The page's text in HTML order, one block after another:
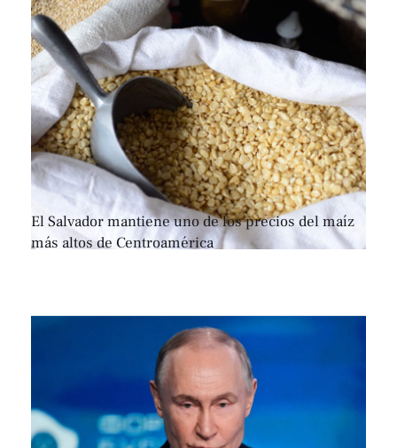
El Salvador mantiene uno de los precios del maíz
más altos de Centroamérica